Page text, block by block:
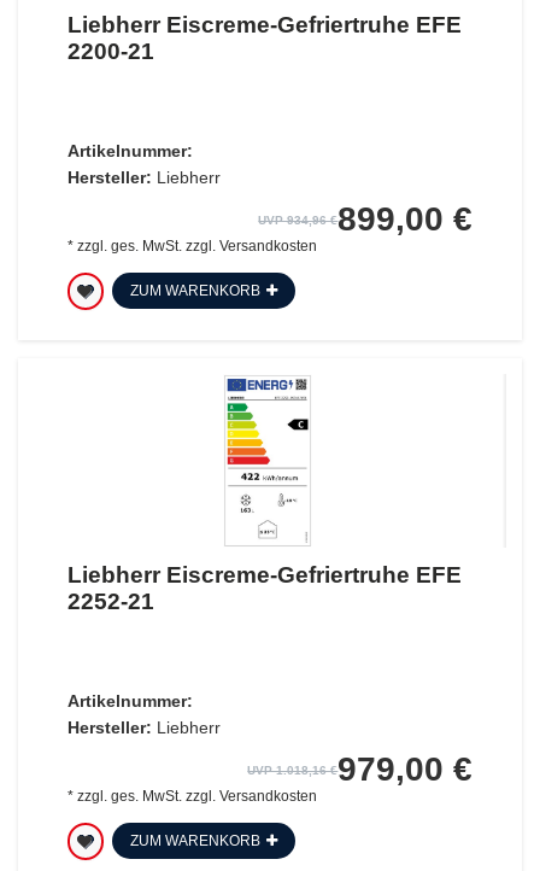
Liebherr Eiscreme-Gefriertruhe EFE
2200-21
Artikelnummer:
Hersteller: Liebherr
UVP 934,96 €899,00 €
* zzgl. ges. MwSt.zzgl. Versandkosten
ZUM WARENKORB
Liebherr Eiscreme-Gefriertruhe EFE
2252-21
Artikelnummer:
Hersteller: Liebherr
UVP 1.018,16 €979,00 €
* zzgl. ges. MwSt. zzgl. Versandkosten
ZUM WARENKORB